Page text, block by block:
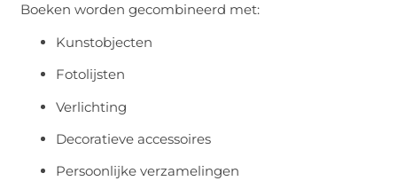
Boeken worden gecombineerd met:
Kunstobjecten
Fotolijsten
Verlichting
Decoratieve accessoires
Persoonlijke verzamelingen